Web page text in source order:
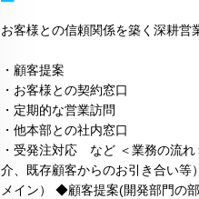
お客様との信頼関係を築く深耕営
・顧客提案
・お客様との契約窓口
・定期的な営業訪問
・他本部との社内窓口
・受発注対応 など ＜業務の流
介、既存顧客からのお引き合い
メイン） ◆顧客提案(開発部門の